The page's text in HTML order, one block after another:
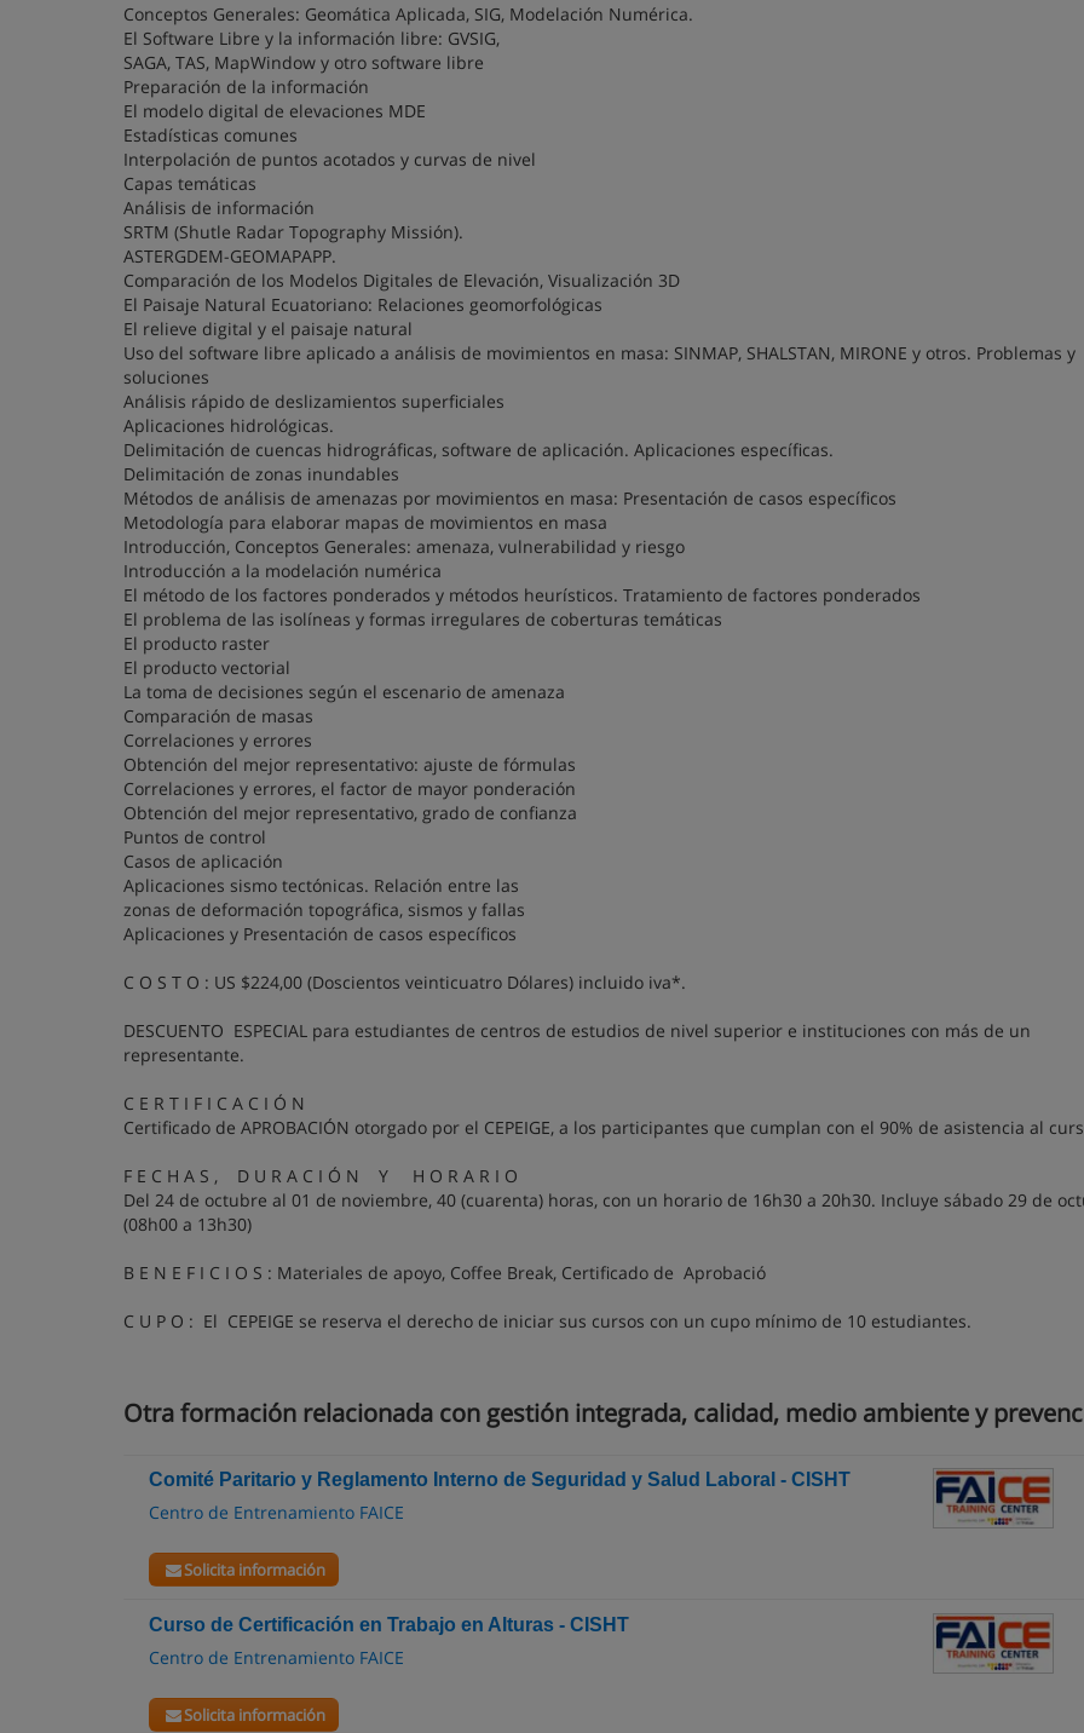
Conceptos Generales: Geomática Aplicada, SIG, Modelación Numérica.
El Software Libre y la información libre: GVSIG,
SAGA, TAS, MapWindow y otro software libre
Preparación de la información
El modelo digital de elevaciones MDE
Estadísticas comunes
Interpolación de puntos acotados y curvas de nivel
Capas temáticas
Análisis de información
SRTM (Shutle Radar Topography Missión).
ASTERGDEM-GEOMAPAPP.
Comparación de los Modelos Digitales de Elevación, Visualización 3D
El Paisaje Natural Ecuatoriano: Relaciones geomorfológicas
El relieve digital y el paisaje natural
Uso del software libre aplicado a análisis de movimientos en masa: SINMAP, SHALSTAN, MIRONE y otros. Problemas y
soluciones
Análisis rápido de deslizamientos superficiales
Aplicaciones hidrológicas.
Delimitación de cuencas hidrográficas, software de aplicación. Aplicaciones específicas.
Delimitación de zonas inundables
Métodos de análisis de amenazas por movimientos en masa: Presentación de casos específicos
Metodología para elaborar mapas de movimientos en masa
Introducción, Conceptos Generales: amenaza, vulnerabilidad y riesgo
Introducción a la modelación numérica
El método de los factores ponderados y métodos heurísticos. Tratamiento de factores ponderados
El problema de las isolíneas y formas irregulares de coberturas temáticas
El producto raster
El producto vectorial
La toma de decisiones según el escenario de amenaza
Comparación de masas
Correlaciones y errores
Obtención del mejor representativo: ajuste de fórmulas
Correlaciones y errores, el factor de mayor ponderación
Obtención del mejor representativo, grado de confianza
Puntos de control
Casos de aplicación
Aplicaciones sismo tectónicas. Relación entre las
zonas de deformación topográfica, sismos y fallas
Aplicaciones y Presentación de casos específicos
C O S T O : US $224,00 (Doscientos veinticuatro Dólares) incluido iva*.
DESCUENTO ESPECIAL para estudiantes de centros de estudios de nivel superior e instituciones con más de un
representante.
C E R T I F I C A C I Ó N
Certificado de APROBACIÓN otorgado por el CEPEIGE, a los participantes que cumplan con el 90% de asistencia al
F E C H A S , D U R A C I Ó N Y H O R A R I O
Del 24 de octubre al 01 de noviembre, 40 (cuarenta) horas, con un horario de 16h30 a 20h30. Incluye sábado 29 de
(08h00 a 13h30)
B E N E F I C I O S : Materiales de apoyo, Coffee Break, Certificado de Aprobació
C U P O : El CEPEIGE se reserva el derecho de iniciar sus cursos con un cupo mínimo de 10 estudiantes.
Otra formación relacionada con gestión integrada, calidad, medio ambiente y
Comité Paritario y Reglamento Interno de Seguridad y Salud Laboral - CISHT
Centro de Entrenamiento FAICE
Solicita información
Curso de Certificación en Trabajo en Alturas - CISHT
Centro de Entrenamiento FAICE
Solicita información